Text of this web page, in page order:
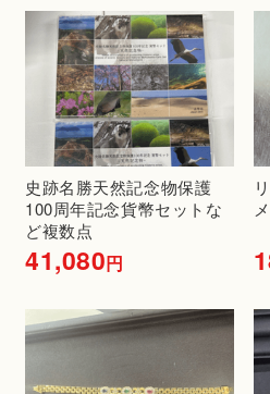
史跡名勝天然記念物保護
100周年記念貨幣セットな
ど複数点
41,080円